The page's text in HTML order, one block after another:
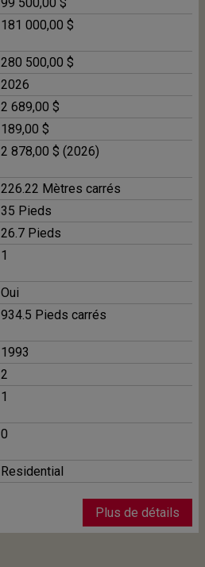
181 000,00 $
280 500,00 $
2026
2 689,00 $
189,00 $
2 878,00 $ (2026)
226.22 Mètres carrés
35 Pieds
26.7 Pieds
1
Oui
934.5 Pieds carrés
1993
2
1
0
Residential
Plus de détails